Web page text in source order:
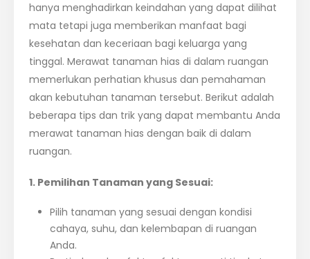
hanya menghadirkan keindahan yang dapat dilihat
mata tetapi juga memberikan manfaat bagi
kesehatan dan keceriaan bagi keluarga yang
tinggal. Merawat tanaman hias di dalam ruangan
memerlukan perhatian khusus dan pemahaman
akan kebutuhan tanaman tersebut. Berikut adalah
beberapa tips dan trik yang dapat membantu Anda
merawat tanaman hias dengan baik di dalam
ruangan.
1. Pemilihan Tanaman yang Sesuai:
Pilih tanaman yang sesuai dengan kondisi
cahaya, suhu, dan kelembapan di ruangan
Anda.